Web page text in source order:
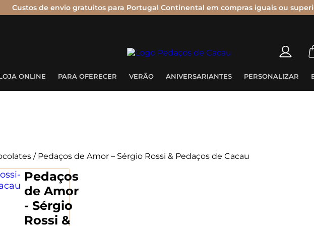
Custos de envio gratuitos para Portugal Continental em compras iguais ou
Nenhum produto no carrinho.
ONLINE PARA OFERECER VERÃO ANIVERSARIANTES PERSONALIZAR
/ Pedaços de Amor – Sérgio Rossi & Pedaços de Cacau
Pedaços
de Amor
- Sérgio
Rossi &